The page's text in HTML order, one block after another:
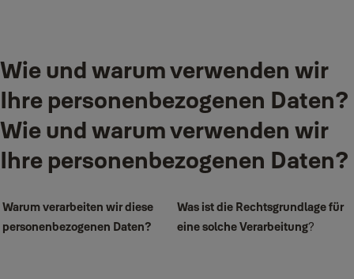
Wie und warum verwenden wir
Ihre personenbezogenen Daten?
Wie und warum verwenden wir
Ihre personenbezogenen Daten?
Warum verarbeiten wir diese
personenbezogenen Daten?
Was ist die Rechtsgrundlage für
eine solche Verarbeitung?